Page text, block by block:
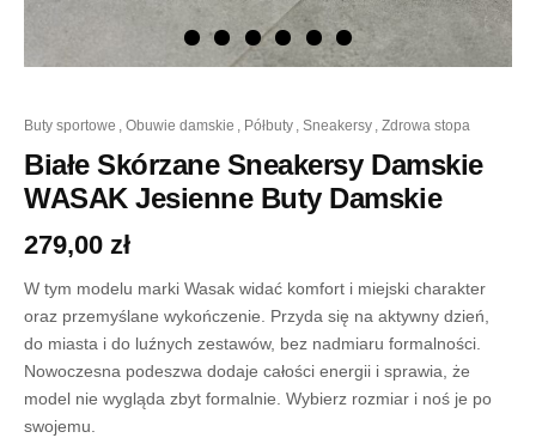
buty sportowe , obuwie damskie , półbuty , sneakersy , zdrowa stopa
Białe Skórzane Sneakersy Damskie
WASAK Jesienne Buty Damskie
279,00 zł
W tym modelu marki Wasak widać komfort i miejski charakter
oraz przemyślane wykończenie. Przyda się na aktywny dzień,
do miasta i do luźnych zestawów, bez nadmiaru formalności.
Nowoczesna podeszwa dodaje całości energii i sprawia, że
model nie wygląda zbyt formalnie. Wybierz rozmiar i noś je po
swojemu.
Białe
Sneakersy
Damskie
Jesienne
Damskie